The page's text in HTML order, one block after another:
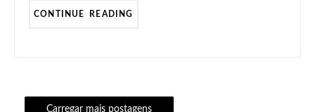
CONTINUE READING
Carregar mais postagens